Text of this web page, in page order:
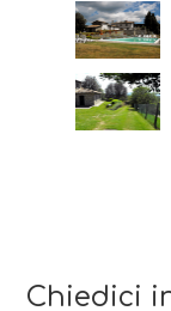
Chiedici